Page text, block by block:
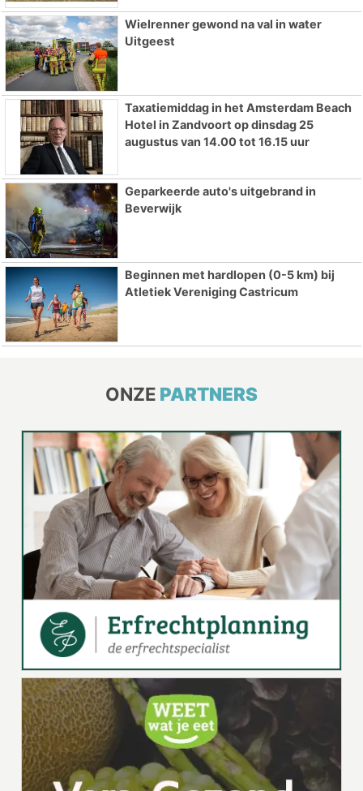
Wielrenner gewond na val in water
Uitgeest
Taxatiemiddag in het Amsterdam Beach
Hotel in Zandvoort op dinsdag 25
augustus van 14.00 tot 16.15 uur
Geparkeerde auto's uitgebrand in
Beverwijk
Beginnen met hardlopen (0-5 km) bij
Atletiek Vereniging Castricum
ONZE PARTNERS